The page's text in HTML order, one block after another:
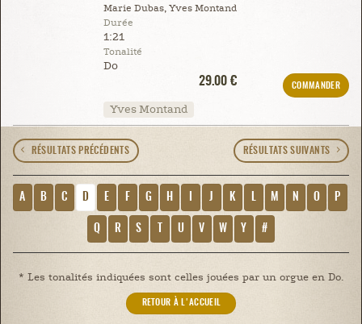
Marie Dubas, Yves Montand
Durée
1:21
Tonalité
Do
29.00 €
COMMANDER
Yves Montand
RÉSULTATS PRÉCÉDENTS RÉSULTATS SUIVANTS
A B C D E F G H J K M N O P
Q R S U V W Y #
* Les tonalités indiquées sont celles jouées par un orgue en Do.
RETOUR À L'ACCUEIL